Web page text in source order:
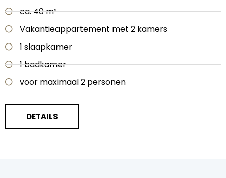
ca. 40 m²
Vakantieappartement met 2 kamers
1 slaapkamer
1 badkamer
voor maximaal 2 personen
DETAILS